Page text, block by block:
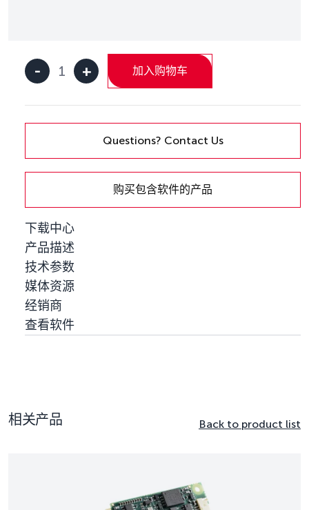
-
Cable
PCI
量
+ 加入购物车
Questions? Contact Us
购买包含软件的产品
下载中心
产品描述
技术参数
媒体资源
经销商
查看软件
相关产品 Back to product list